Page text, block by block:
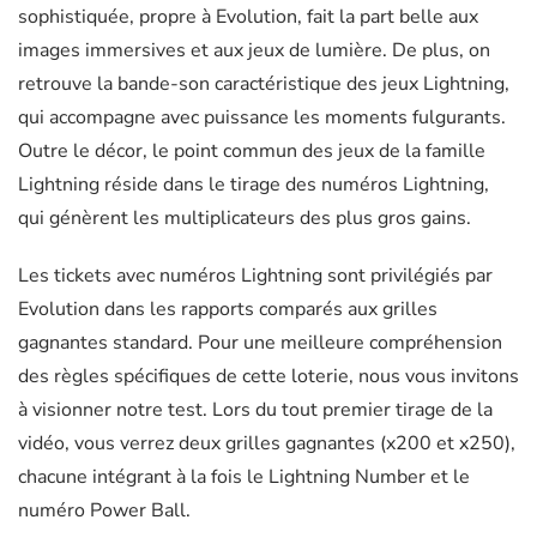
sophistiquée, propre à Evolution, fait la part belle aux
images immersives et aux jeux de lumière. De plus, on
retrouve la bande-son caractéristique des jeux Lightning,
qui accompagne avec puissance les moments fulgurants.
Outre le décor, le point commun des jeux de la famille
Lightning réside dans le tirage des numéros Lightning,
qui génèrent les multiplicateurs des plus gros gains.
Les tickets avec numéros Lightning sont privilégiés par
Evolution dans les rapports comparés aux grilles
gagnantes standard. Pour une meilleure compréhension
des règles spécifiques de cette loterie, nous vous invitons
à visionner notre test. Lors du tout premier tirage de la
vidéo, vous verrez deux grilles gagnantes (x200 et x250),
chacune intégrant à la fois le Lightning Number et le
numéro Power Ball.